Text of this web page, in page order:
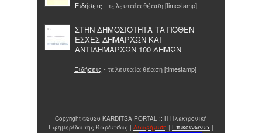
Ειδήσεις - τελευταία θέαση [timestamp]
ΣΤΗΝ ΔΗΜΟΣΙΟΤΗΤΑ ΤΑ ΠΟΘΕΝ
ΕΣΧΕΣ ΔΗΜΑΡΧΩΝ ΚΑΙ
ΑΝΤΙΔΗΜΑΡΧΩΝ 100 ΔΗΜΩΝ
Ειδήσεις - τελευταία θέαση [timestamp]
Copyright ©2026 KARDITSA PORTAL :: Η Ηλεκτρονική
Εφημερίδα της Καρδίτσας | Διαφήμιση | Επικοινωνία |